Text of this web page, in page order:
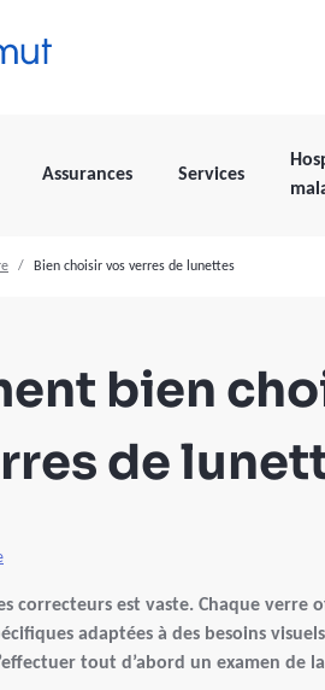
Assurances Services
Bien choisir vos verres de lunettes
bien
de
correcteurs est vaste. Chaque verre
adaptées à des besoins
tout d’abord un examen de